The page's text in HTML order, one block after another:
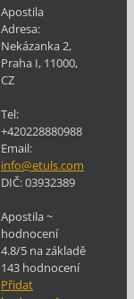
Apostila
Adresa:
Nekázanka 2,
Praha I, 11000,
CZ
Tel:
+420228880988
Email:
info@etuls.com
DIČ:03932389
Apostila~
hodnocení
4.8/5 na základě
143 hodnocení
Přidat